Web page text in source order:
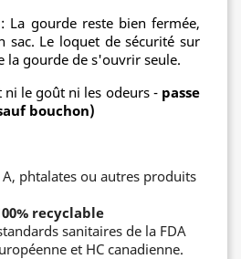
: La gourde reste bien fermée,
sac. Le loquet de sécurité sur
la gourde de s'ouvrir seule.
le goût ni les odeurs -passe
bouchon)
phtalates ou autres produits
recyclable
sanitaires de la FDA
et HC canadienne.